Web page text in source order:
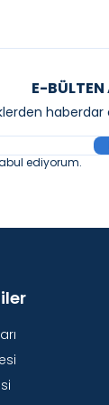
E-BÜLTEN
ediyorum.